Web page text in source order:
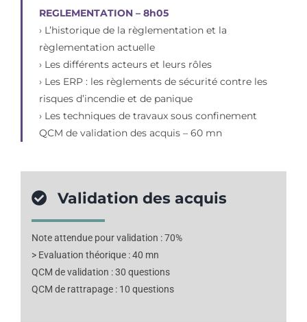
REGLEMENTATION – 8h05
› L’historique de la règlementation et la
règlementation actuelle
› Les différents acteurs et leurs rôles
› Les ERP : les règlements de sécurité contre les
risques d’incendie et de panique
› Les techniques de travaux sous confinement
QCM de validation des acquis – 60 mn
Validation des acquis
Note attendue pour validation : 70%
> Evaluation théorique : 40 mn
QCM de validation : 30 questions
QCM de rattrapage : 10 questions